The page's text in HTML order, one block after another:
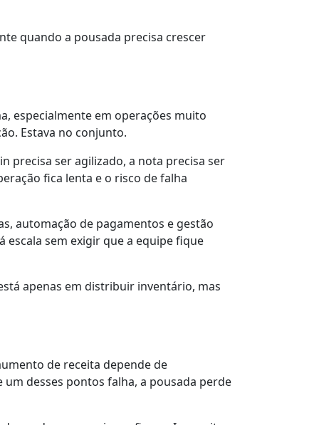
quando a pousada precisa crescer
especialmente em operações muito
Estava no conjunto.
precisa ser agilizado, a nota precisa ser
fica lenta e o risco de falha
automação de pagamentos e gestão
sem exigir que a equipe fique
apenas em distribuir inventário, mas
de receita depende de
desses pontos falha, a pousada perde